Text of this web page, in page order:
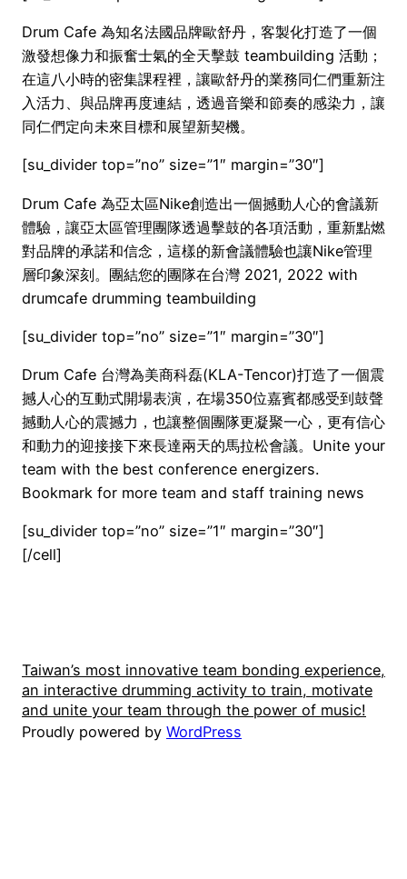
Drum Cafe 為知名法國品牌歐舒丹，客製化打造了一個
激發想像力和振奮士氣的全天擊鼓 teambuilding 活動；
在這八小時的密集課程裡，讓歐舒丹的業務同仁們重新注
入活力、與品牌再度連結，透過音樂和節奏的感染力，讓
同仁們定向未來目標和展望新契機。
[su_divider top=”no” size=”1″ margin=”30″]
Drum Cafe 為亞太區Nike創造出一個撼動人心的會議新
體驗，讓亞太區管理團隊透過擊鼓的各項活動，重新點燃
對品牌的承諾和信念，這樣的新會議體驗也讓Nike管理
層印象深刻。團結您的團隊在台灣 2021, 2022 with
drumcafe drumming teambuilding
[su_divider top=”no” size=”1″ margin=”30″]
Drum Cafe 台灣為美商科磊(KLA-Tencor)打造了一個震
撼人心的互動式開場表演，在場350位嘉賓都感受到鼓聲
撼動人心的震撼力，也讓整個團隊更凝聚一心，更有信心
和動力的迎接接下來長達兩天的馬拉松會議。Unite your
team with the best conference energizers.
Bookmark for more team and staff training news
[su_divider top=”no” size=”1″ margin=”30″]
[/cell]
Taiwan’s most innovative team bonding experience,
an interactive drumming activity to train, motivate
and unite your team through the power of music!
Proudly powered by WordPress